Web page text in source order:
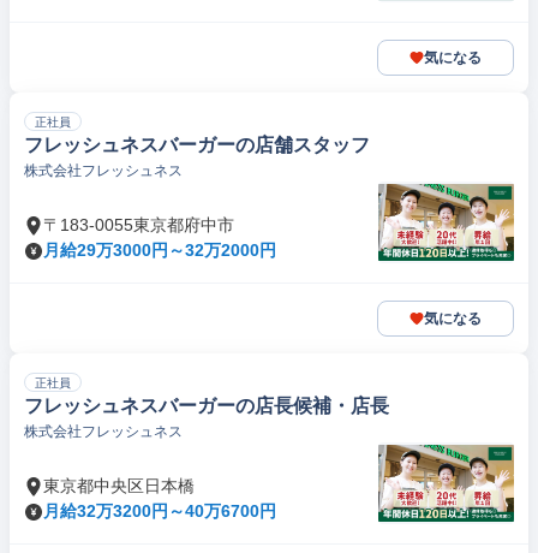
気になる
正社員
フレッシュネスバーガーの店舗スタッフ
株式会社フレッシュネス
〒183-0055東京都府中市
月給29万3000円～32万2000円
気になる
正社員
フレッシュネスバーガーの店長候補・店長
株式会社フレッシュネス
東京都中央区日本橋
月給32万3200円～40万6700円